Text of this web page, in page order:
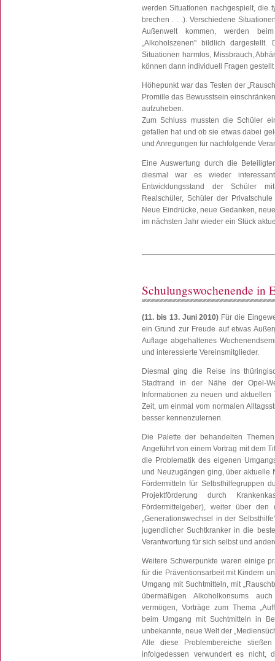
werden Situationen nachgespielt, die
brechen . . .). Verschiedene
Außenwelt kommen, werden
„Alkoholszenen" bildlich
Situationen harmlos, Missbrauch,
können dann individuell Fragen
Höhepunkt war das Testen der
Promille das Bewusstsein
aufzuheben.
Zum Schluss mussten die Schüler
gefallen hat und ob sie etwas dabei
und Anregungen für nachfolgende
Eine Auswertung durch die
diesmal war es wieder
Entwicklungsstand der Schüler
Realschüler, Schüler der
Neue Eindrücke, neue Gedanken,
im nächsten Jahr wieder ein Stück
Schulungswochenende in
(11. bis 13. Juni 2010) Für die
ein Grund zur Freude auf etwas
Auflage abgehaltenes
und interessierte Vereinsmitglieder.
Diesmal ging die Reise ins
Stadtrand in der Nähe der Opel-
Informationen zu neuen und
Zeit, um einmal vom normalen
besser kennenzulernen.
Die Palette der behandelten
Angeführt von einem Vortrag mit dem
die Problematik des eigenen
und Neuzugängen ging, über aktuelle
Fördermitteln für Selbsthilfegruppen
Projektförderung durch
Fördermittelgeber), weiter über
„Generationswechsel in der
jugendlicher Suchtkranker in die
Verantwortung für sich selbst und
Weitere Schwerpunkte waren einige
für die Präventionsarbeit mit Kindern
Umgang mit Suchtmitteln, mit
übermäßigen Alkoholkonsums
vermögen, Vorträge zum Thema
beim Umgang mit Suchtmitteln in
unbekannte, neue Welt der
Alle diese Problembereiche
infolgedessen verwundert es nicht,